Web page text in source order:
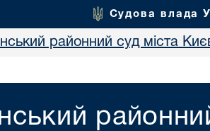
Судова влада
районний суд міста